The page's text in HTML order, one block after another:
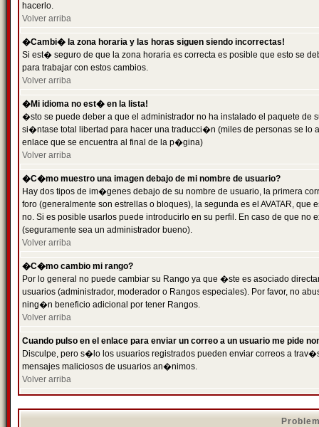
hacerlo.
Volver arriba
�Cambi� la zona horaria y las horas siguen siendo incorrectas!
Si est� seguro de que la zona horaria es correcta es posible que esto se
para trabajar con estos cambios.
Volver arriba
�Mi idioma no est� en la lista!
�sto se puede deber a que el administrador no ha instalado el paquete
si�ntase total libertad para hacer una traducci�n (miles de personas se
enlace que se encuentra al final de la p�gina)
Volver arriba
�C�mo muestro una imagen debajo de mi nombre de usuario?
Hay dos tipos de im�genes debajo de su nombre de usuario, la primera
foro (generalmente son estrellas o bloques), la segunda es el AVATAR,
no. Si es posible usarlos puede introducirlo en su perfil. En caso de que
(seguramente sea un administrador bueno).
Volver arriba
�C�mo cambio mi rango?
Por lo general no puede cambiar su Rango ya que �ste es asociado
usuarios (administrador, moderador o Rangos especiales). Por favor, no
ning�n beneficio adicional por tener Rangos.
Volver arriba
Cuando pulso en el enlace para enviar un correo a un usuario me pide
Disculpe, pero s�lo los usuarios registrados pueden enviar correos a
mensajes maliciosos de usuarios an�nimos.
Volver arriba